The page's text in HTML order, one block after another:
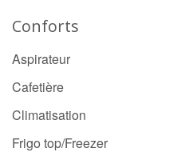
Conforts
Aspirateur
Cafetière
Climatisation
Frigo top/Freezer